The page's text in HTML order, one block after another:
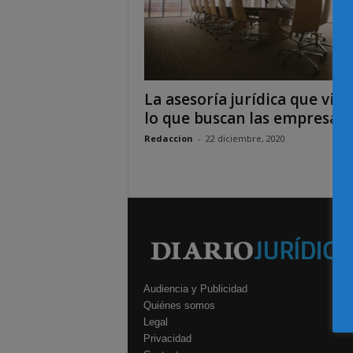
La asesoría jurídica que viene:
lo que buscan las empresas
Redaccion - 22 diciembre, 2020
Audiencia y Publicidad
Quiénes somos
Legal
Privacidad